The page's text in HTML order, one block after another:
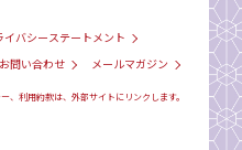
イバシーステートメント
お問い合わせ メールマガジン
利用約款は、外部サイトにリンクします。